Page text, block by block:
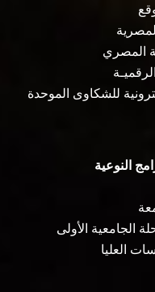
المصري
للشكاوى الموحدة
النوعية
الجامعية الأولى
العليا